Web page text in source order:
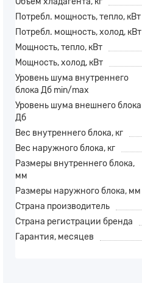
Потребл. мощность, тепло, кВт
Потребл. мощность, холод, кВт
Мощность, тепло, кВт
Мощность, холод, кВт
Уровень шума внутреннего
блока Дб min/max
Уровень шума внешнего блока
Дб
Вес внутреннего блока, кг
Вес наружного блока, кг
Размеры внутреннего блока,
мм
Размеры наружного блока, мм
Страна производитель
Страна регистрации бренда
Гарантия, месяцев